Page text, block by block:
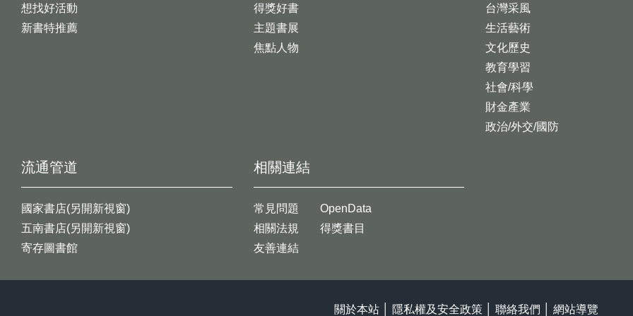
想找好活動
新書特推薦
台灣采風
生活藝術
文化歷史
教育學習
社會/科學
財金產業
政治/外交/國防
得獎好書
主題書展
焦點人物
流通管道
國家書店(另開新視窗)
五南書店(另開新視窗)
寄存圖書館
相關連結
常見問題
相關法規
友善連結
OpenData
得獎書目
關於本站 隱私權及安全政策 聯絡我們 網站導覽